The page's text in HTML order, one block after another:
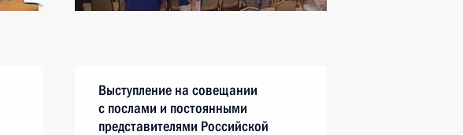
Выступление на совещании
с послами и постоянными
представителями Российской